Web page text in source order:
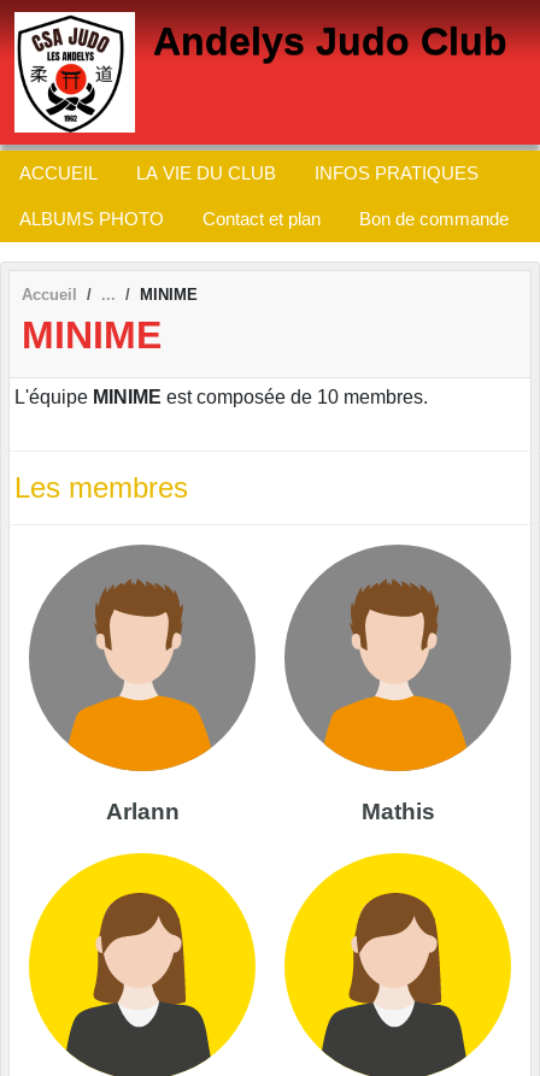
Andelys Judo Club
ACCUEIL LA VIE DU CLUB INFOS PRATIQUES
ALBUMS PHOTO Contact et plan Bon de commande
Accueil MINIME
MINIME
L'équipe MINIME est composée de 10 membres.
Les membres
Arlann Mathis
Panneau de gestion des cookies